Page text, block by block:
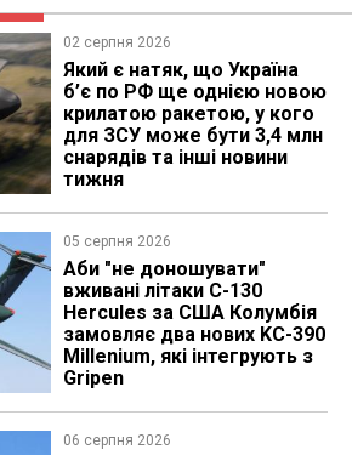
02 серпня 2026
Який є натяк, що Україна
б’є по РФ ще однією новою
крилатою ракетою, у кого
для ЗСУ може бути 3,4 млн
снарядів та інші новини
тижня
05 серпня 2026
Аби "не доношувати"
вживані літаки C-130
Hercules за США Колумбія
замовляє два нових KC-390
Millenium, які інтегрують з
Gripen
06 серпня 2026